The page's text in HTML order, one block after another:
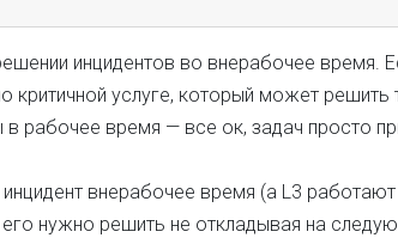
инцидентов во внерабочее время.
критичной услуге, который может решить
рабочее время — все ок, задач просто
внерабочее время (а L3 работают
нужно решить не откладывая на